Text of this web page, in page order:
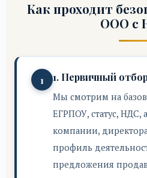
Как проходит
ООО с
1. Первичный
Мы смотрим на
ЕГРПОУ, статус, НДС,
компании,
профиль
предложения